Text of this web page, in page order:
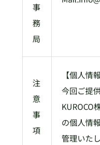
事
務
局
注
意
事
項
【個人情
今回ご提
KUROCO
の個人情
管理いたし